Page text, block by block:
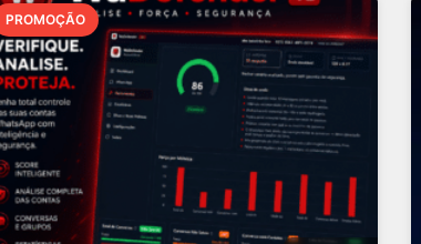
PROMOÇÃO